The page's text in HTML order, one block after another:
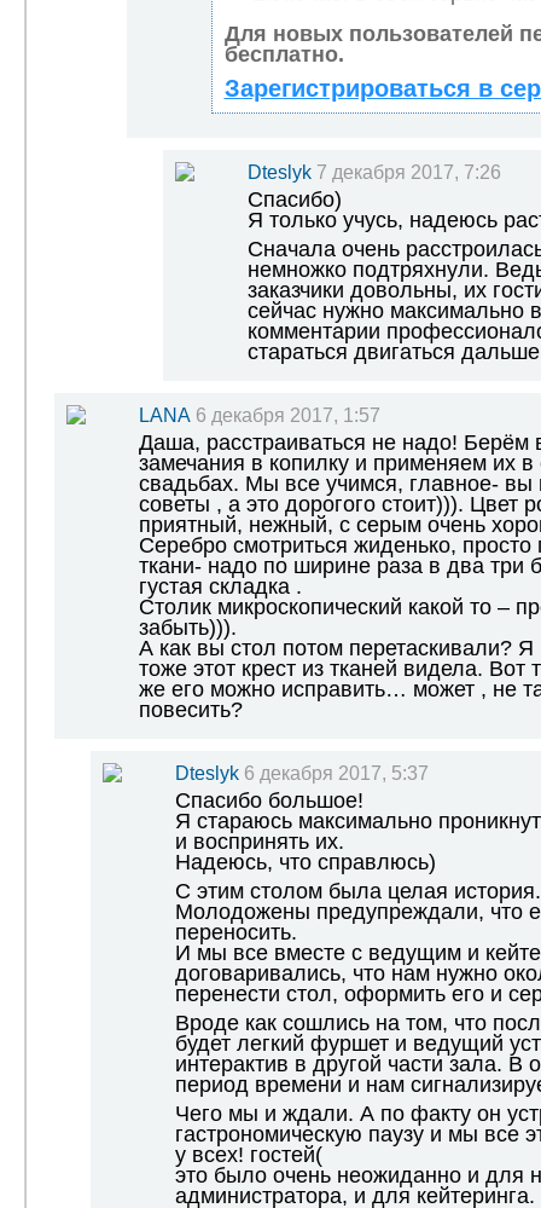
Для новых пользователей
бесплатно.
Зарегистрироваться в
Dteslyk 7 декабря 2017, 7:26
Спасибо)
Я только учусь, надеюсь
Сначала очень
немножко подтряхнули.
заказчики довольны, их
сейчас нужно максимально
комментарии
стараться двигаться
LANA 6 декабря 2017, 1:57
Даша, расстраиваться не надо! Берём
замечания в копилку и применяем их
свадьбах. Мы все учимся, главное-
советы , а это дорогого стоит))). Цвет
приятный, нежный, с серым очень
Серебро смотриться жиденько, просто
ткани- надо по ширине раза в два
густая складка .
Столик микроскопический какой то –
забыть))).
А как вы стол потом перетаскивали? Я
тоже этот крест из тканей видела. Вот
же его можно исправить… может , не
повесить?
Dteslyk 6 декабря 2017, 5:37
Спасибо большое!
Я стараюсь максимально
и воспринять их.
Надеюсь, что справлюсь)
С этим столом была целая история.
Молодожены предупреждали, что
переносить.
И мы все вместе с ведущим и
договаривались, что нам нужно
перенести стол, оформить его и
Вроде как сошлись на том, что
будет легкий фуршет и ведущий
интерактив в другой части зала. В
период времени и нам
Чего мы и ждали. А по факту он
гастрономическую паузу и мы все
у всех! гостей(
это было очень неожиданно и для
администратора, и для